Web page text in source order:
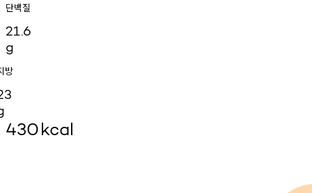
단백질
21.6
g
방
430kcal